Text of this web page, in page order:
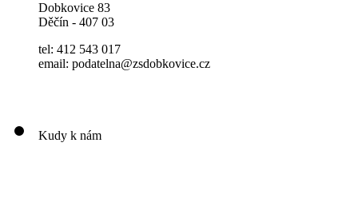
Dobkovice 83
Děčín - 407 03
tel: 412 543 017
email: podatelna@zsdobkovice.cz
Kudy k nám